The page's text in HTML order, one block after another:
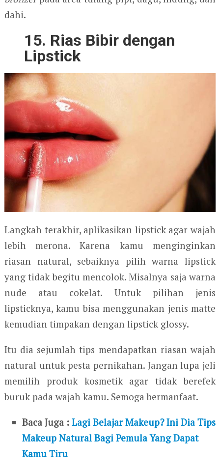
dahi.
15. Rias Bibir dengan
Lipstick
Langkah terakhir, aplikasikan lipstick agar wajah
lebih merona. Karena kamu menginginkan
riasan natural, sebaiknya pilih warna lipstick
yang tidak begitu mencolok. Misalnya saja warna
nude atau cokelat. Untuk pilihan jenis
lipsticknya, kamu bisa menggunakan jenis matte
kemudian timpakan dengan lipstick glossy.
Itu dia sejumlah tips mendapatkan riasan wajah
natural untuk pesta pernikahan. Jangan lupa jeli
memilih produk kosmetik agar tidak berefek
buruk pada wajah kamu. Semoga bermanfaat.
Baca Juga :Lagi Belajar Makeup? Ini Dia Tips
Makeup Natural Bagi Pemula Yang Dapat
Kamu Tiru